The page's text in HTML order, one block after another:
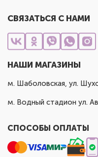
СВЯЗАТЬСЯ С НАМИ
НАШИ МАГАЗИНЫ
м. Шаболовская, ул.
м. Водный стадион ул.
СПОСОБЫ ОПЛАТЫ